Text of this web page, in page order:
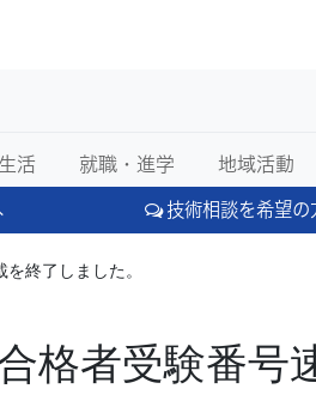
活 就職・進学 地域活動
技術相談を希望の
終了しました。
格者受験番号